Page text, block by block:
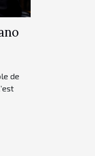
de